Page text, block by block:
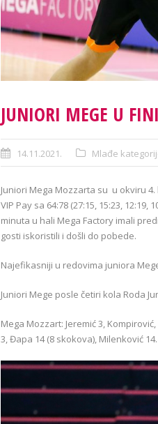
JUNIORI MEGE U
14.11.2021. Mlađe
Juniori Mega Mozzarta su u okviru
VIP Pay sa 64:78 (27:15, 15:23,
minuta u hali Mega Factory imali
gosti iskoristili i došli do pobede.
Najefikasniji u redovima juniora
Juniori Mege posle četiri kola Roda
Mega Mozzart: Jeremić 3,
3, Đapa 14 (8 skokova), Milenković 14.